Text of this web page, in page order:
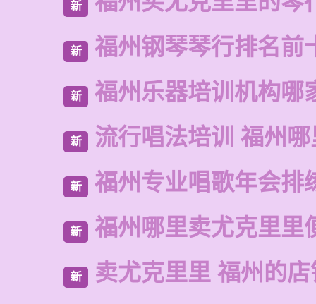
新
新 福州钢琴琴行排名前
新 福州乐器培训机构哪
新 流行唱法培训 福州
新 福州专业唱歌年会排
新 福州哪里卖尤克里里
新 卖尤克里里 福州的